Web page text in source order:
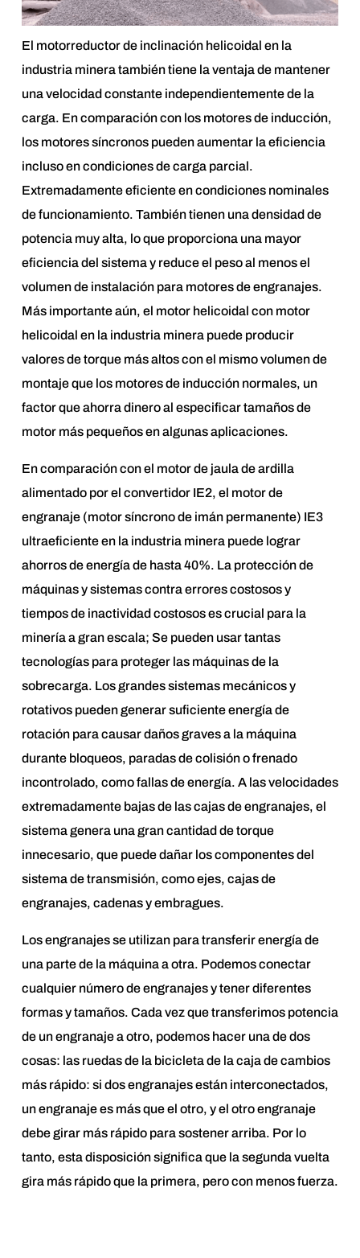
El motorreductor de inclinación helicoidal en la
industria minera también tiene la ventaja de mantener
una velocidad constante independientemente de la
carga. En comparación con los motores de inducción,
los motores síncronos pueden aumentar la eficiencia
incluso en condiciones de carga parcial.
Extremadamente eficiente en condiciones nominales
de funcionamiento. También tienen una densidad de
potencia muy alta, lo que proporciona una mayor
eficiencia del sistema y reduce el peso al menos el
volumen de instalación para motores de engranajes.
Más importante aún, el motor helicoidal con motor
helicoidal en la industria minera puede producir
valores de torque más altos con el mismo volumen de
montaje que los motores de inducción normales, un
factor que ahorra dinero al especificar tamaños de
motor más pequeños en algunas aplicaciones.
En comparación con el motor de jaula de ardilla
alimentado por el convertidor IE2, el motor de
engranaje (motor síncrono de imán permanente) IE3
ultraeficiente en la industria minera puede lograr
ahorros de energía de hasta 40%. La protección de
máquinas y sistemas contra errores costosos y
tiempos de inactividad costosos es crucial para la
minería a gran escala; Se pueden usar tantas
tecnologías para proteger las máquinas de la
sobrecarga. Los grandes sistemas mecánicos y
rotativos pueden generar suficiente energía de
rotación para causar daños graves a la máquina
durante bloqueos, paradas de colisión o frenado
incontrolado, como fallas de energía. A las velocidades
extremadamente bajas de las cajas de engranajes, el
sistema genera una gran cantidad de torque
innecesario, que puede dañar los componentes del
sistema de transmisión, como ejes, cajas de
engranajes, cadenas y embragues.
Los engranajes se utilizan para transferir energía de
una parte de la máquina a otra. Podemos conectar
cualquier número de engranajes y tener diferentes
formas y tamaños. Cada vez que transferimos potencia
de un engranaje a otro, podemos hacer una de dos
cosas: las ruedas de la bicicleta de la caja de cambios
más rápido: si dos engranajes están interconectados,
un engranaje es más que el otro, y el otro engranaje
debe girar más rápido para sostener arriba. Por lo
tanto, esta disposición significa que la segunda vuelta
gira más rápido que la primera, pero con menos fuerza.